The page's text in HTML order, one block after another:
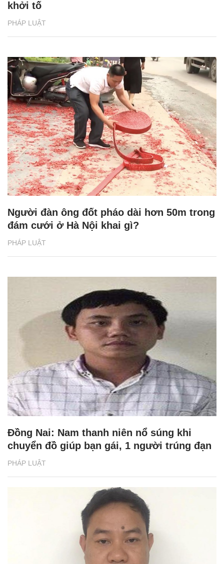
PHÁP LUẬT
khởi tố
PHÁP LUẬT
Người đàn ông đốt pháo dài hơn 50m trong
đám cưới ở Hà Nội khai gì?
PHÁP LUẬT
Đồng Nai: Nam thanh niên nổ súng khi
chuyển đồ giúp bạn gái, 1 người trúng đạn